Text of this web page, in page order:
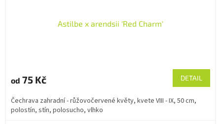
Astilbe x arendsii 'Red Charm'
od 75 Kč DETAIL
Čechrava zahradní - růžovočervené květy, kvete VIII - IX, 50 cm,
polostín, stín, polosucho, vlhko